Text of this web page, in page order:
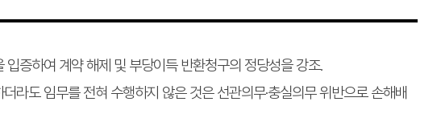
증하여 계약 해제 및 부당이득 반환청구의 정당성을 강조.
라도 임무를 전혀 수행하지 않은 것은 선관의무·충실의무 위반으로 손해배